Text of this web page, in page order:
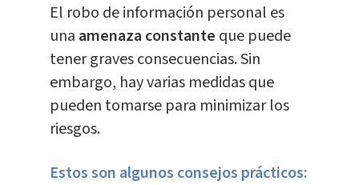
El robo de información personal es
una amenaza constante que puede
tener gravesconsecuencias. Sin
embargo, hay varias medidas que
pueden tomarse para minimizar los
riesgos.
Estos son algunos consejos prácticos: